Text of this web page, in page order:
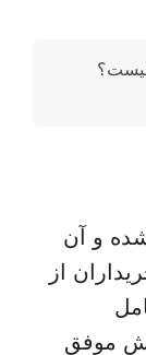
و آن
از
موفق